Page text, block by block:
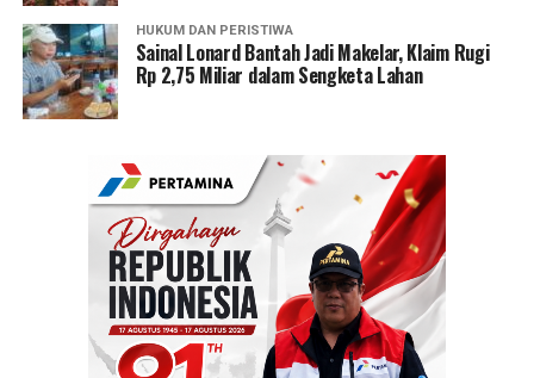
HUKUM DAN PERISTIWA
Sainal Lonard Bantah Jadi Makelar, Klaim Rugi
Rp 2,75 Miliar dalam Sengketa Lahan